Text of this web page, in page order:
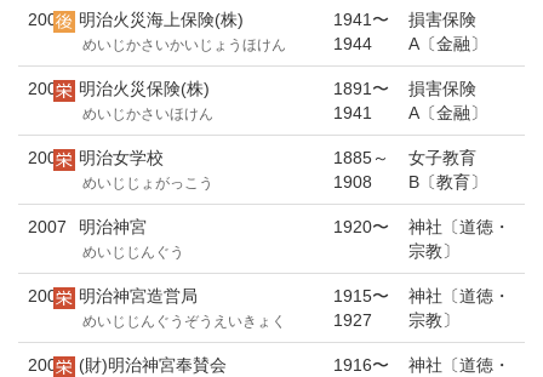
2004 明治火災海上保険(株)
めいじかさいかいじょうほけん
1941〜
1944
損害保険
A〔金融〕
2005 明治火災保険(株)
めいじかさいほけん
1891〜
1941
損害保険
A〔金融〕
2006 明治女学校
めいじじょがっこう
1885～
1908
女子教育
B〔教育〕
2007 明治神宮
めいじじんぐう
1920〜
神社〔道徳・
宗教〕
2008 明治神宮造営局
めいじじんぐうぞうえいきょく
1915〜
1927
神社〔道徳・
宗教〕
2009 (財)明治神宮奉賛会
1916〜
神社〔道徳・